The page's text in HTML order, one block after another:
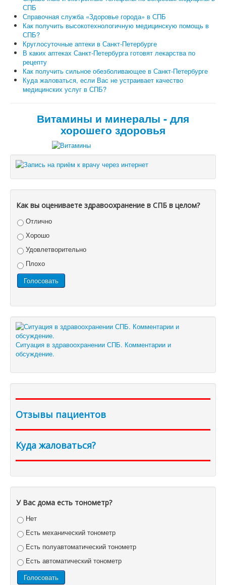
СПБ
Справочная служба «Здоровье города» в СПБ
Как получить высокотехнологичную медицинскую помощь в
СПБ?
Круглосуточные аптеки в Санкт-Петербурге
В каких аптеках Санкт-Петербурга готовят лекарства по
рецепту
Как получить сильное обезболивающее в Санкт-Петербурге
Куда жаловаться, если Вас не устраивает качество
медицинских услуг в СПБ?
Витамины и минералы - для
хорошего здоровья
Как вы оцениваете здравоохранение в СПБ в целом?
Отлично
Хорошо
Удовлетворительно
Плохо
Ситуация в здравоохранении СПБ. Комментарии и
обсуждение.
Отзывы пациентов
Куда жаловаться?
У Вас дома есть тонометр?
Нет
Есть механический тонометр
Есть полуавтоматический тонометр
Есть автоматический тонометр